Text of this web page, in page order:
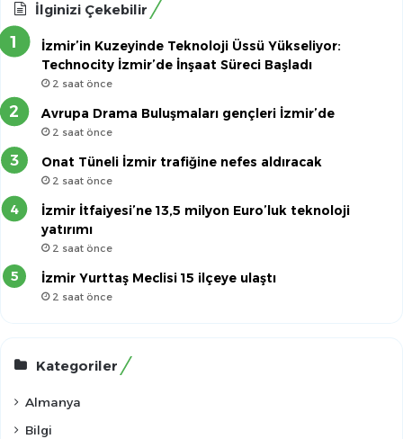
İlginizi Çekebilir
İzmir’in Kuzeyinde Teknoloji Üssü Yükseliyor:
Technocity İzmir’de İnşaat Süreci Başladı
2 saat önce
Avrupa Drama Buluşmaları gençleri İzmir’de
2 saat önce
Onat Tüneli İzmir trafiğine nefes aldıracak
2 saat önce
İzmir İtfaiyesi’ne 13,5 milyon Euro’luk teknoloji
yatırımı
2 saat önce
İzmir Yurttaş Meclisi 15 ilçeye ulaştı
2 saat önce
Kategoriler
Almanya
Bilgi